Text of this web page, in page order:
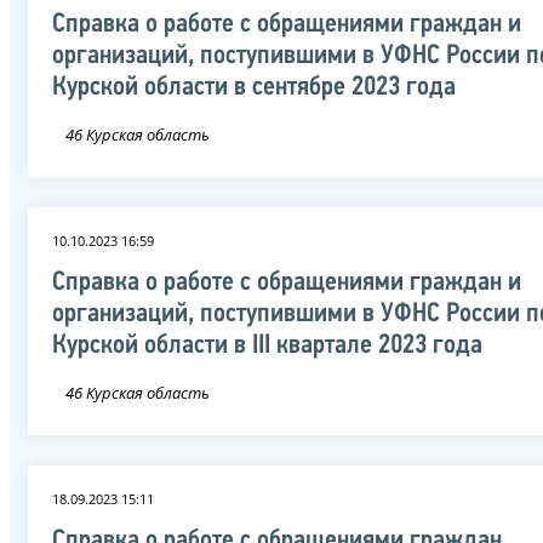
Справка о работе с обращениями граждан и
организаций, поступившими в УФНС России
Курской области в сентябре 2023 года
46 Курская область
10.10.2023 16:59
Справка о работе с обращениями граждан и
организаций, поступившими в УФНС России
Курской области в III квартале 2023 года
46 Курская область
18.09.2023 15:11